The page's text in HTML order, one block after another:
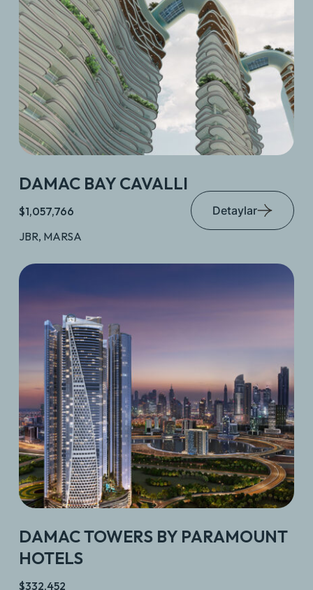
DAMAC BAY CAVALLI
$1,057,766
JBR, MARSA
Detaylar
DAMAC TOWERS BY PARAMOUNT
HOTELS
$332,452